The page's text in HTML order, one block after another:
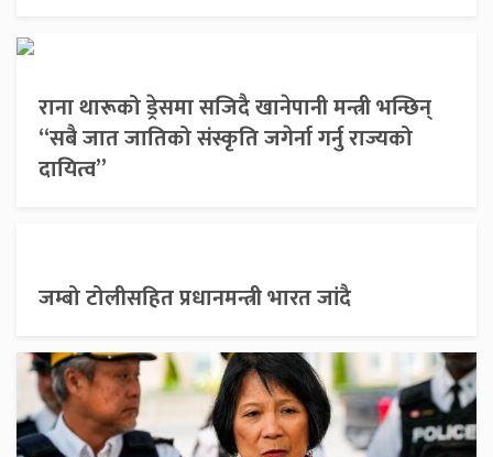
राना थारूको ड्रेसमा सजिदै खानेपानी मन्त्री भन्छिन्
“सबै जात जातिको संस्कृति जगेर्ना गर्नु राज्यको
दायित्व”
जम्बो टोलीसहित प्रधानमन्त्री भारत जांदै